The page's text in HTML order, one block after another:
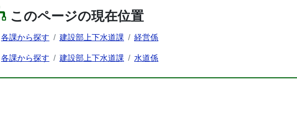
このページの現在位置
各課から探す 建設部上下水道課 経営係
各課から探す 建設部上下水道課 水道係